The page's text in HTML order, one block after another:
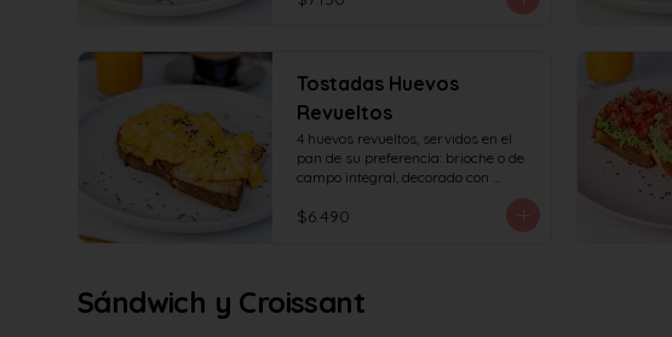
Tostadas Huevos
Revueltos
4 huevos revueltos, servidos en el
pan de su preferencia: brioche o de
campo integral, decorado con
$6.490
Sándwich y Croissant